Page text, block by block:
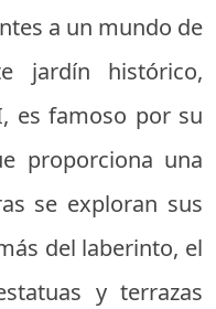
a un mundo de
jardín histórico,
es famoso por su
proporciona una
se exploran sus
del laberinto, el
y terrazas